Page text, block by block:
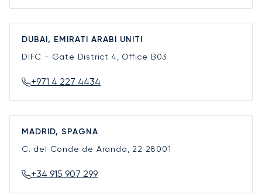
DUBAI, EMIRATI ARABI UNITI
DIFC - Gate District 4, Office B03
+971 4 227 4434
MADRID, SPAGNA
C. del Conde de Aranda, 22 28001
+34 915 907 299